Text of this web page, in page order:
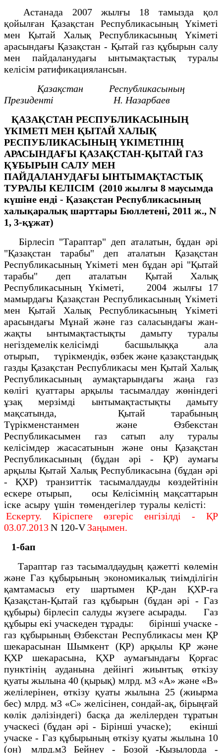
Астанада 2007 жылғы 18 тамызда қол
қойылған Қазақстан Республикасының Үкіметі
мен Қытай Халық Республикасының Үкіметі
арасындағы Қазақстан - Қытай газ құбырын салу
мен пайдаланудағы ынтымақтастық туралы
келісім ратификациялансын.
Қазақстан Республикасының
Президенті Н. Назарбаев
ҚАЗАҚСТАН РЕСПУБЛИКАСЫНЫҢ
ҮКІМЕТІ МЕН ҚЫТАЙ ХАЛЫҚ
РЕСПУБЛИКАСЫНЫҢ ҮКІМЕТІНІҢ
АРАСЫНДАҒЫ ҚАЗАҚСТАН-ҚЫТАЙ ГАЗ
ҚҰБЫРЫН САЛУ МЕН
ПАЙДАЛАНУДАҒЫ ЫНТЫМАҚТАСТЫҚ
ТУРАЛЫ КЕЛІСІМ (2010 жылғы 8 маусымда
күшіне енді - Қазақстан Республикасының
халықаралық шарттары Бюллетені, 2011 ж., N
1, 3-құжат)
Бірлесіп "Тараптар" деп аталатын, бұдан әрі
"Қазақстан тарабы" деп аталатын Қазақстан
Республикасының Үкіметі мен бұдан әрі "Қытай
тарабы" деп аталатын Қытай Халық
Республикасының Үкіметі, 2004 жылғы 17
мамырдағы Қазақстан Республикасының Үкіметі
мен Қытай Халық Республикасының Үкіметі
арасындағы Мұнай және газ саласындағы жан-
жақты ынтымақтастықты дамыту туралы
негіздемелік келісімді басшылыққа ала
отырып, түрікмендік, өзбек және қазақстандық
газды Қазақстан Республикасы мен Қытай Халық
Республикасының аумақтарындағы жаңа газ
көлігі қуаттары арқылы тасымалдау жөніндегі
ұзақ мерзімді ынтымақтастықты дамыту
мақсатында, Қытай тарабының
Түрікменстанмен және Өзбекстан
Республикасымен газ сатып алу туралы
келісімдер жасасатынын және оны Қазақстан
Республикасының (бұдан әpi - ҚР) аумағы
арқылы Қытай Халық Республикасына (бұдан әpi
- ҚХР) транзиттік тасымалдауды көздейтінін
ескере отырып, осы Келісімнің мақсаттарын
іске асыру үшін төмендегілер туралы келісті:
Ескерту. Кіріспеге өзгеріс енгізілді - ҚР
03.07.2013N 120-VЗаңымен.
1-бап
Тараптар газ тасымалдаудың қажетті көлемін
және Газ құбырының экономикалық тиімділігін
қамтамасыз ету шартымен ҚР-дан ҚХР-ға
Қазақстан-Қытай газ құбырын (бұдан әрі - Газ
құбыры) бірлесіп салуды жүзеге асырады. Газ
құбыры екі учаскеден тұрады: бірінші учаске -
газ құбырының Өзбекстан Республикасы мен ҚР
шекарасынан Шымкент (ҚР) арқылы ҚР және
ҚХР шекарасына, ҚХР аумағындағы Қорғас
пунктінің ауданына дейінгі жиынтық өткізу
қуаты жылына 40 (қырық) млрд. м3 «А» және «В»
желілерінен, өткізу қуаты жылына 25 (жиырма
бес) млрд. м3 «С» желісінен, сондай-ақ, бірыңғай
көлік дәлізіндегі) басқа да желілерден тұратын
учаскесі (бұдан әpi - Бірінші учаске); екінші
учаске - Газ құбырының өткізу қуаты жылына 10
(он) млрд.м3 Бейнеу - Бозой -Қызылорда -